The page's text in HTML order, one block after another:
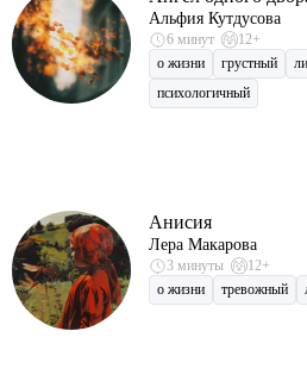
Альфия Кутдусова
6 минут
12+
о жизни
грустный
психологичный
Анисия
Лера Макарова
3 минуты
12+
о жизни
тревожный